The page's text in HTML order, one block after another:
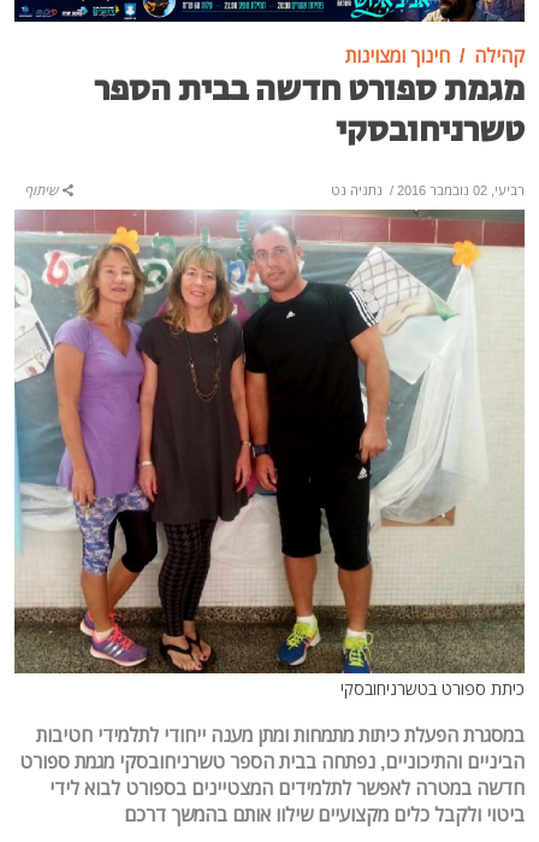
קהילה חינוך ומצוינות
מגמת ספורט חדשה בבית הספר
טשרניחובסקי
רביעי, 02 נובמבר 2016 / נתניה נט שיתוף
כיתת ספורט בטשרניחובסקי
במסגרת הפעלת כיתות מתמחות ומתן מענה ייחודי לתלמידי חטיבות
הביניים והתיכוניים, נפתחה בבית הספר טשרניחובסקי מגמת ספורט
חדשה במטרה לאפשר לתלמידים המצטיינים בספורט לבוא לידי
ביטוי ולקבל כלים מקצועיים שילוו אותם בהמשך דרכם